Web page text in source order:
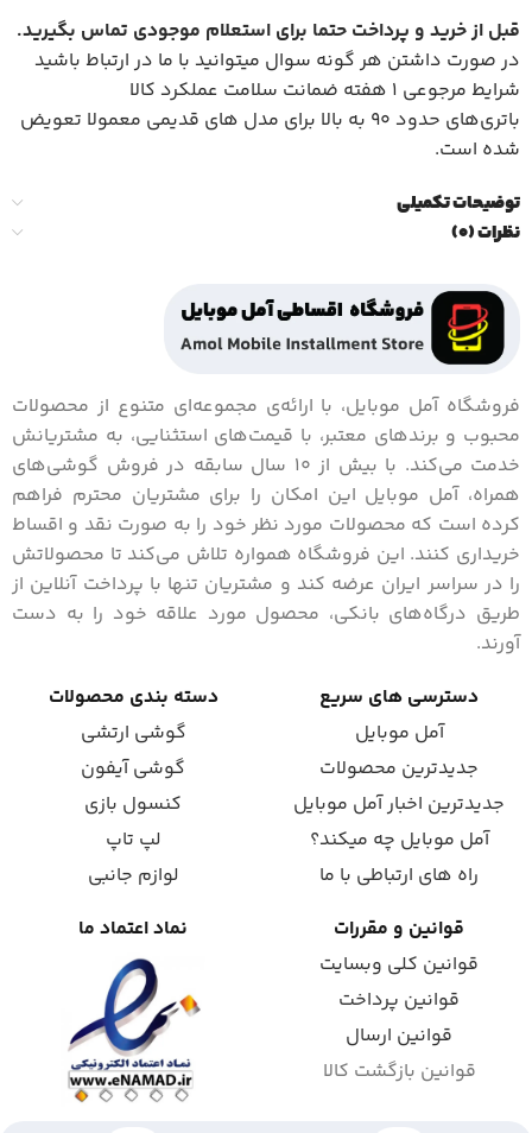
قبل از خرید و پرداخت حتما برای استعلام موجودی تماس بگیرید.
در صورت داشتن هر گونه سوال میتوانید با ما در ارتباط باشید
شرایط مرجوعی 1 هفته ضمانت سلامت عملکرد کالا
باتری‌های حدود ۹۰ به بالا برای مدل های قدیمی معمولا تعویض
شده است.
توضیحات تکمیلی
نظرات (0)
فروشگاه آمل موبایل، با ارائه‌ی مجموعه‌ای متنوع از محصولات
محبوب و برندهای معتبر، با قیمت‌های استثنایی، به مشتریانش
خدمت می‌کند. با بیش از 10 سال سابقه در فروش گوشی‌های
همراه، آمل موبایل این امکان را برای مشتریان محترم فراهم
کرده است که محصولات مورد نظر خود را به صورت نقد و اقساط
خریداری کنند. این فروشگاه همواره تلاش می‌کند تا محصولاتش
را در سراسر ایران عرضه کند و مشتریان تنها با پرداخت آنلاین از
طریق درگاه‌های بانکی، محصول مورد علاقه خود را به دست
آورند.
دسترسی های سریع
آمل موبایل
جدیدترین محصولات
جدیدترین اخبار آمل موبایل
آمل موبایل چه میکند؟
راه های ارتباطی با ما
دسته بندی محصولات
گوشی ارتشی
گوشی آیفون
کنسول بازی
لپ تاپ
لوازم جانبی
قوانین و مقررات
قوانین کلی وبسایت
قوانین پرداخت
قوانین ارسال
قوانین بازگشت کالا
نماد اعتماد ما